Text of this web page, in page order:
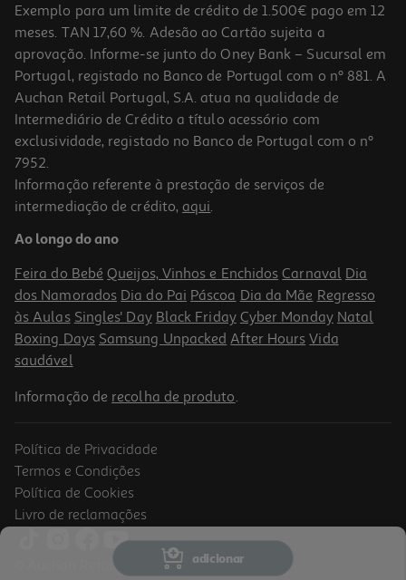
adicionar
-10%
Livro Guerreiras Do K-Pop Livro De Atividades Oficial
11.66 €/un
PVP de editor
11,66 €
-10%
"livro Ler E Construir" Festa No Palácio
Exemplo para um limite de crédito de 1.500€ pago em 12
meses. TAN 17,60 %. Adesão ao Cartão sujeita a
aprovação. Informe-se junto do Oney Bank – Sucursal em
Portugal, registado no Banco de Portugal com o nº 881. A
Auchan Retail Portugal, S.A. atua na qualidade de
Intermediário de Crédito a título acessório com
exclusividade, registado no Banco de Portugal com o nº
7952.
Informação referente à prestação de serviços de
intermediação de crédito, aqui.
Ao longo do ano
Feira do Bebé Queijos, Vinhos e Enchidos Carnaval Dia
dos Namorados Dia do Pai Páscoa Dia da Mãe Regresso
às Aulas Singles' Day Black Friday Cyber Monday Natal
Boxing Days Samsung Unpacked After Hours Vida
saudável
Informação de recolha de produto.
Política de Privacidade
Termos e Condições
Política de Cookies
Livro de reclamações
© Auchan Retail Portugal